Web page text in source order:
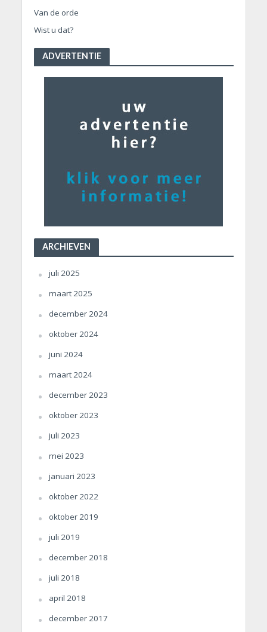
Van de orde
Wist u dat?
ADVERTENTIE
ARCHIEVEN
juli 2025
maart 2025
december 2024
oktober 2024
juni 2024
maart 2024
december 2023
oktober 2023
juli 2023
mei 2023
januari 2023
oktober 2022
oktober 2019
juli 2019
december 2018
juli 2018
april 2018
december 2017